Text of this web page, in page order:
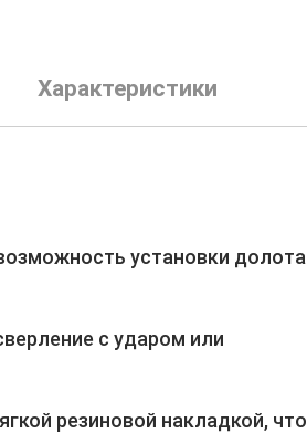
Характеристики
установки долота
с ударом или
резиновой накладкой, что